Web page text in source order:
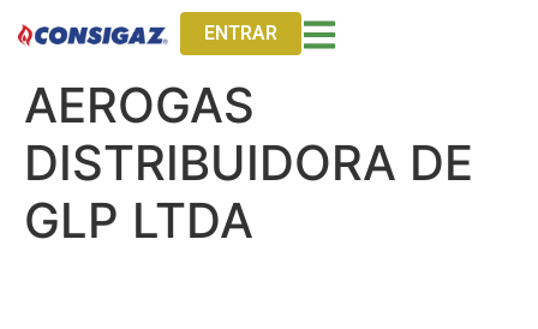
ENTRAR
AEROGAS
DISTRIBUIDORA DE
GLP LTDA